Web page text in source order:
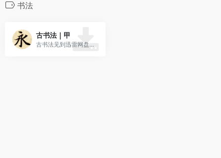
书法
古书法｜甲
古书法见到迅雷网盘有这部分资源，于是转存分析。但是不知道命名，猜测是哪位书法爱好者整理的古代书法内容。迅[…]